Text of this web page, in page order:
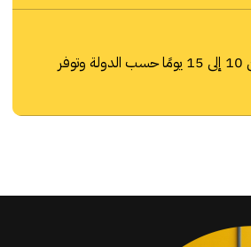
تتراوح مدة الشحن من 10 إلى 15 يومًا حسب الدولة وتوفر